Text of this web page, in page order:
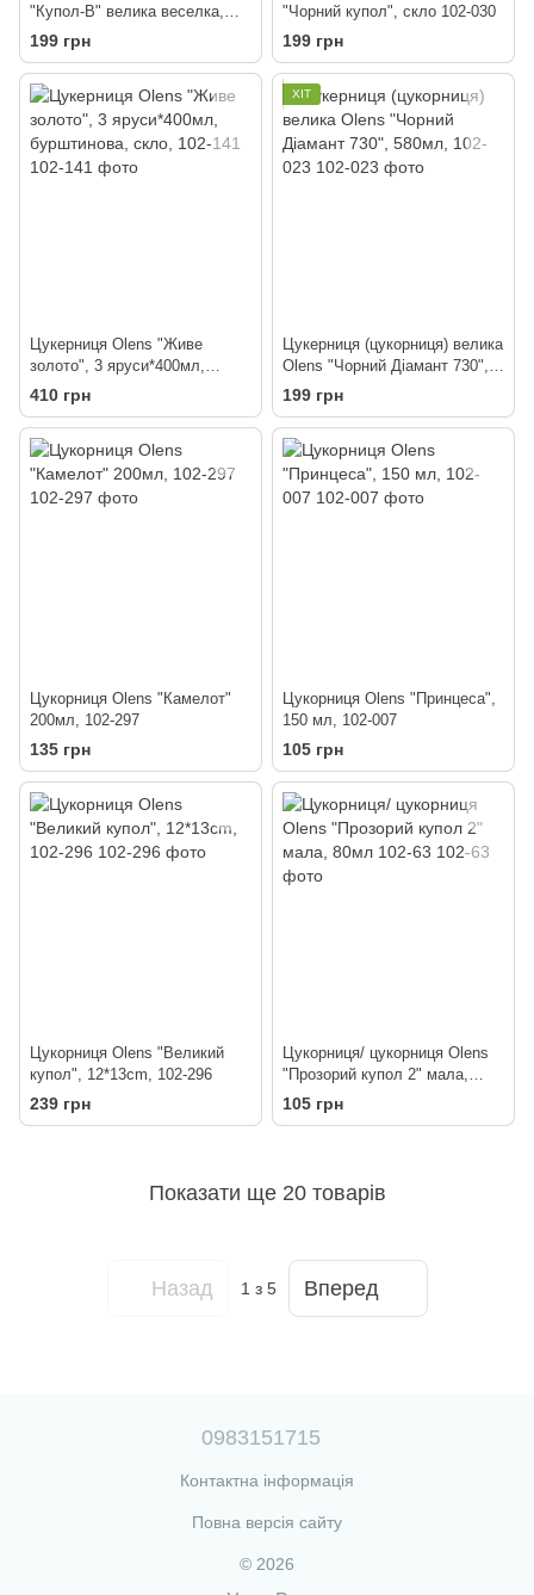
"Купол-В" велика веселка,
скло
199 грн
"Чорний купол", скло 102-030
199 грн
Цукерниця Olens "Живе
золото", 3 яруси*400мл,
бурштинова, скло, 102-141
410 грн
ХІТ
Цукерниця (цукорниця) велика
Olens "Чорний Діамант 730",
580мл, 102-023
199 грн
Цукорниця Olens "Камелот"
200мл, 102-297
135 грн
Цукорниця Olens "Принцеса",
150 мл, 102-007
105 грн
Цукорниця Olens "Великий
купол", 12*13cm, 102-296
239 грн
Цукорниця/ цукорниця Olens
"Прозорий купол 2" мала,
80мл 102-63
105 грн
Показати ще 20 товарів
Назад 1 з 5 Вперед
0983151715
Контактна інформація
Повна версія сайту
© 2026